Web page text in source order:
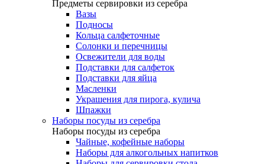
Предметы сервировки из серебра
Вазы
Подносы
Кольца салфеточные
Солонки и перечницы
Освежители для воды
Подставки для салфеток
Подставки для яйца
Масленки
Украшения для пирога, кулича
Шпажки
Наборы посуды из серебра
Наборы посуды из серебра
Чайные, кофейные наборы
Наборы для алкогольных напитков